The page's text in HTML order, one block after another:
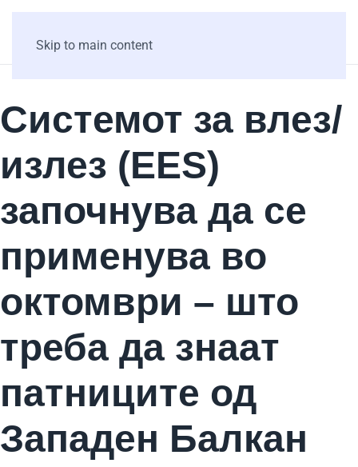
Skip to main content
Системот за влез/
излез (EES)
започнува да се
применува во
октомври – што
треба да знаат
патниците од
Западен Балкан